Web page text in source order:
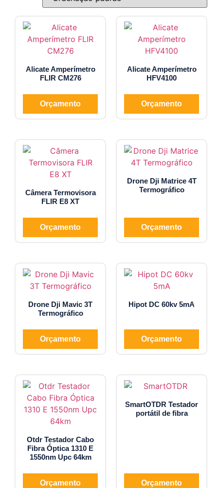
Alicate Amperímetro
FLIR CM276
Orçamento
Alicate Amperímetro
HFV4100
Orçamento
Câmera Termovisora
FLIR E8 XT
Orçamento
Drone Dji Matrice 4T
Termográfico
Orçamento
Drone Dji Mavic 3T
Termográfico
Orçamento
Hipot DC 60kv 5mA
Orçamento
Otdr Testador Cabo
Fibra Óptica 1310 E
1550nm Upc 64km
Orçamento
SmartOTDR Testador
portátil de fibra
Orçamento